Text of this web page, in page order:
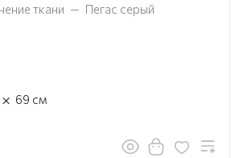
ткани — Пегас серый
× 69 см